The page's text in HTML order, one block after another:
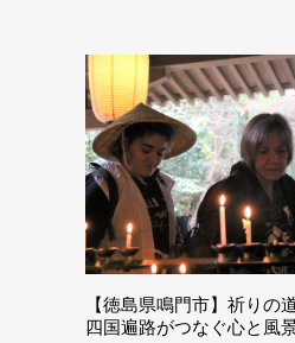
【徳島県鳴門市】祈り
四国遍路がつなぐ心と風